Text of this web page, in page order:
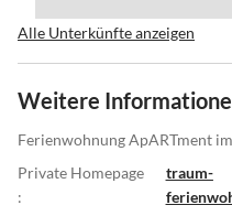
Alle Unterkünfte anzeigen
Weitere
Ferienwohnung ApARTment
Private Homepage
:
traum-